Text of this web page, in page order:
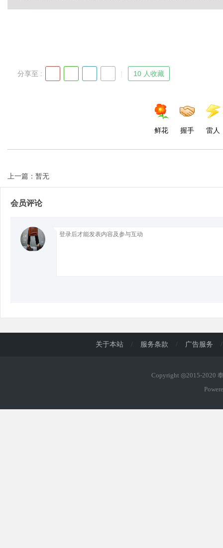
分享至 : 10 人收藏
鲜花 握手 雷人
上一篇：暂无
会员评论
关于本站 / 服务条款 / 广告服务 /
Copyright ◎2015-2020